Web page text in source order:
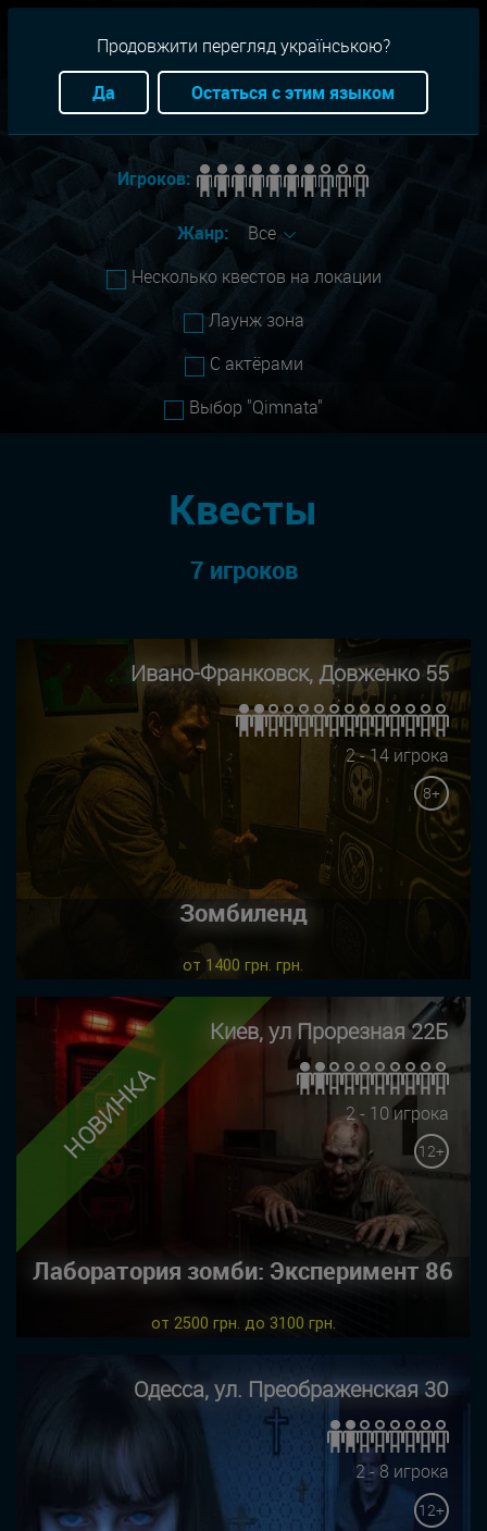
Город: Все
Игроков:
Жанр:
Все
Несколько квестов на локации
Лаунж зона
С актёрами
Выбор "Qimnata"
Квесты
7 игроков
Ивано-Франковск, Довженко 55
2 - 14 игрока
8+
Зомбиленд
от 1400 грн. грн.
НОВИНКА
Киев, ул Прорезная 22Б
2 - 10 игрока
12+
Лаборатория зомби: Эксперимент 86
от 2500 грн. до 3100 грн.
Одесса, ул. Преображенская 30
2 - 8 игрока
12+
Продовжити перегляд українською?
Да
Остаться с этим языком